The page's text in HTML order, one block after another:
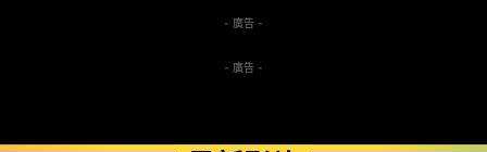
- 廣告 -
- 廣告 -